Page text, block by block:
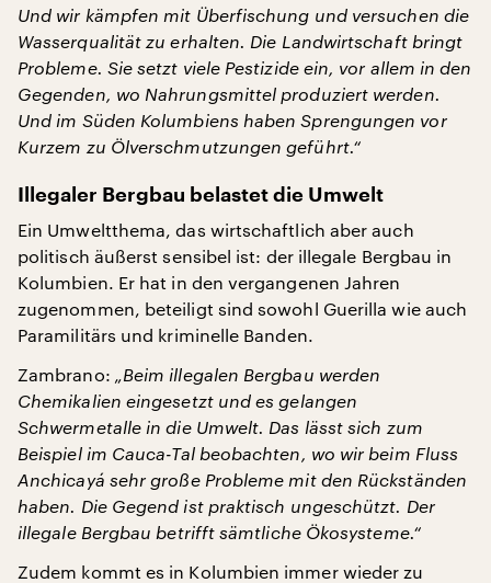
Und wir kämpfen mit Überfischung und versuchen die
Wasserqualität zu erhalten. Die Landwirtschaft bringt
Probleme. Sie setzt viele Pestizide ein, vor allem in den
Gegenden, wo Nahrungsmittel produziert werden.
Und im Süden Kolumbiens haben Sprengungen vor
Kurzem zu Ölverschmutzungen geführt.“
Illegaler Bergbau belastet die Umwelt
Ein Umweltthema, das wirtschaftlich aber auch
politisch äußerst sensibel ist: der illegale Bergbau in
Kolumbien. Er hat in den vergangenen Jahren
zugenommen, beteiligt sind sowohl Guerilla wie auch
Paramilitärs und kriminelle Banden.
Zambrano: „Beim illegalen Bergbau werden
Chemikalien eingesetzt und es gelangen
Schwermetalle in die Umwelt. Das lässt sich zum
Beispiel im Cauca-Tal beobachten, wo wir beim Fluss
Anchicayá sehr große Probleme mit den Rückständen
haben. Die Gegend ist praktisch ungeschützt. Der
illegale Bergbau betrifft sämtliche Ökosysteme.“
Zudem kommt es in Kolumbien immer wieder zu